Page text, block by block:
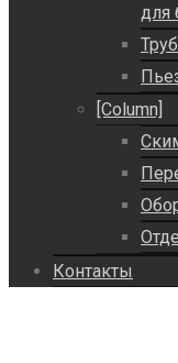
для
[Column]
Контакты